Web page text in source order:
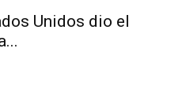
Unidos dio el